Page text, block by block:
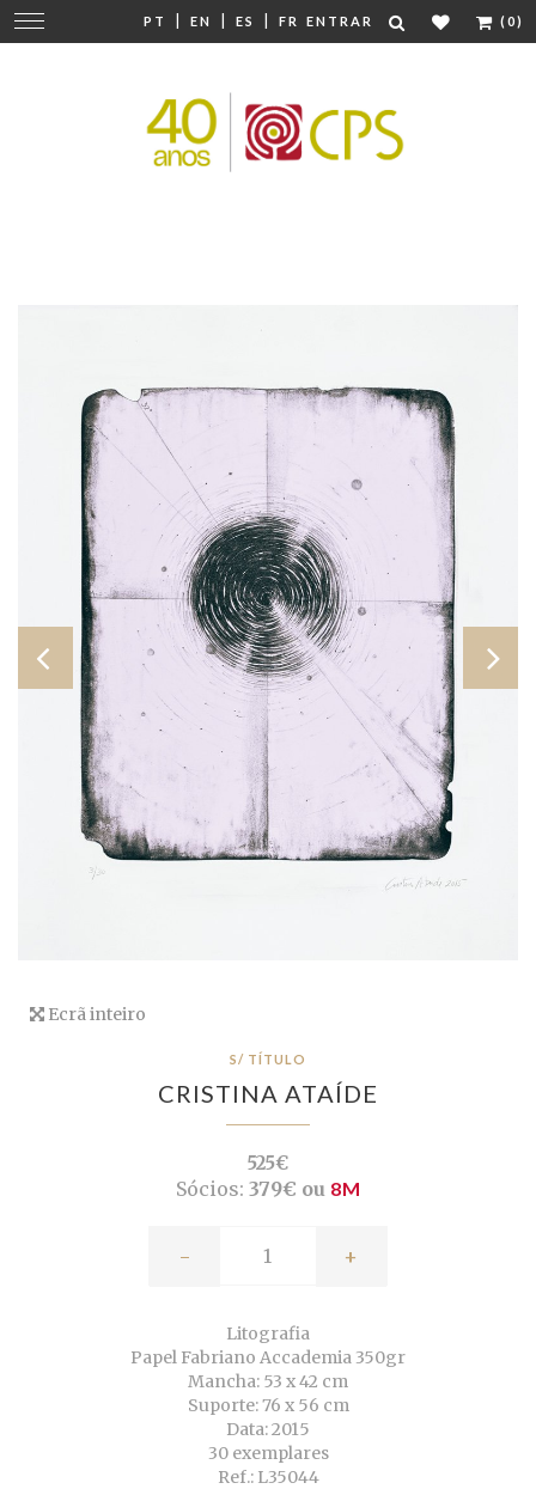
PT | EN | ES | FR ENTRAR (0)
Mudar
navegação
Ecrã inteiro
S/ TÍTULO
CRISTINA ATAÍDE
525€
Sócios: 379€ ou 8M
- +
Litografia
Papel Fabriano Accademia 350gr
Mancha: 53 x 42 cm
Suporte: 76 x 56 cm
Data: 2015
30 exemplares
Ref.: L35044